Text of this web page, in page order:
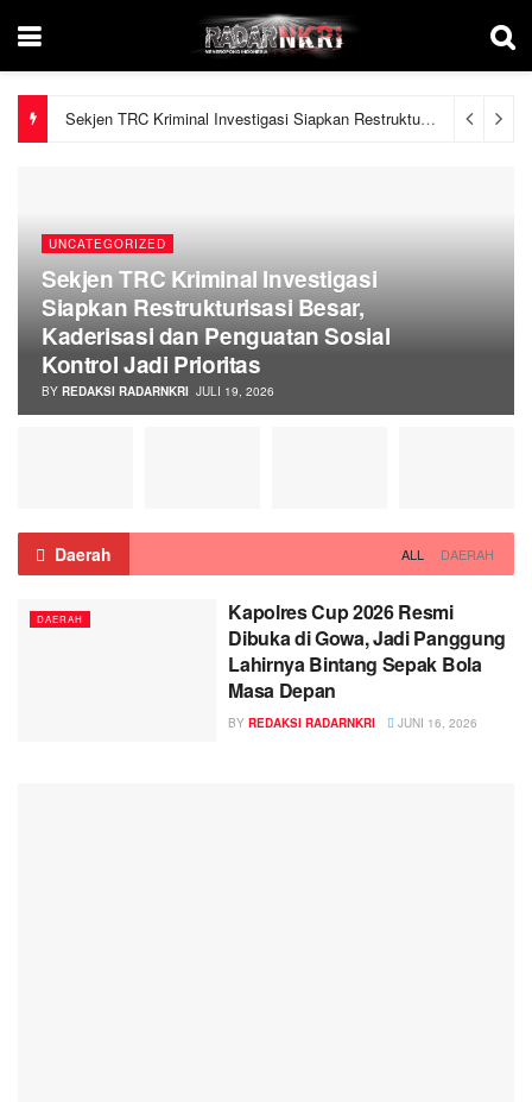
Sekjen TRC Kriminal Investigasi Siapkan Restrukturisasi Besar, Kaderisasi dan Penguatan Sosial Kontrol Jadi Prioritas
UNCATEGORIZED
Sekjen TRC Kriminal Investigasi
Siapkan Restrukturisasi Besar,
Kaderisasi dan Penguatan Sosial
Kontrol Jadi Prioritas
BY REDAKSI RADARNKRI JULI 19, 2026
Daerah ALL DAERAH
DAERAH
Kapolres Cup 2026 Resmi
Dibuka di Gowa, Jadi Panggung
Lahirnya Bintang Sepak Bola
Masa Depan
BY REDAKSI RADARNKRI JUNI 16, 2026